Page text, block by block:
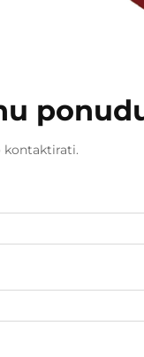
kontaktirati.